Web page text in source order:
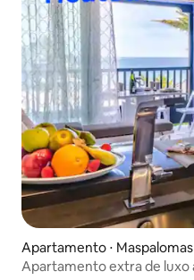
Apartamento ⋅ Maspalomas